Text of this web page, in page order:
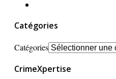
Catégories
Catégories
CrimeXpertise